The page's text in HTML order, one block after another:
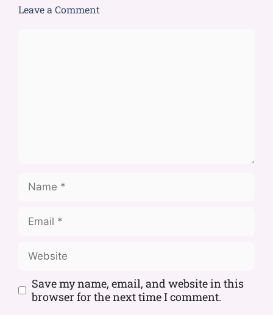
Leave a Comment
Save my name, email, and website in this
browser for the next time I comment.